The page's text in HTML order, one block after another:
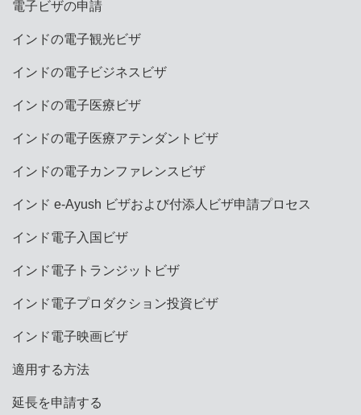
電子ビザの申請
インドの電子観光ビザ
インドの電子ビジネスビザ
インドの電子医療ビザ
インドの電子医療アテンダントビザ
インドの電子カンファレンスビザ
インド e-Ayush ビザおよび付添人ビザ申請プロセス
インド電子入国ビザ
インド電子トランジットビザ
インド電子プロダクション投資ビザ
インド電子映画ビザ
適用する方法
延長を申請する